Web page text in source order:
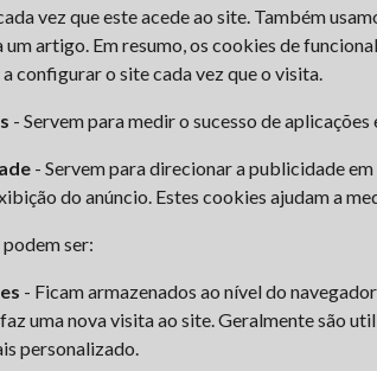
vez que este acede ao site. Também
artigo. Em resumo, os cookies de
configurar o site cada vez que o visita.
- Servem para medir o sucesso de
- Servem para direcionar a publicidade
do anúncio. Estes cookies ajudam a
ser:
- Ficam armazenados ao nível do
uma nova visita ao site. Geralmente são
personalizado.